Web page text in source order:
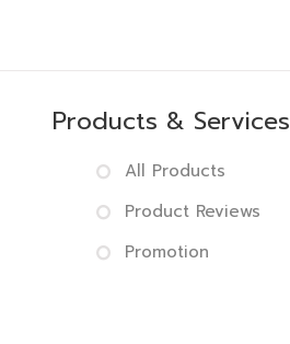
Products & Services
All Products
Product Reviews
Promotion